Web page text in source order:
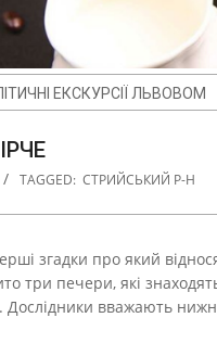
ЕКСКУРСІЇ ЛЬВОВОМ
TAGGED: СТРИЙСЬКИЙ Р-Н
згадки про який
три печери, які
вважають